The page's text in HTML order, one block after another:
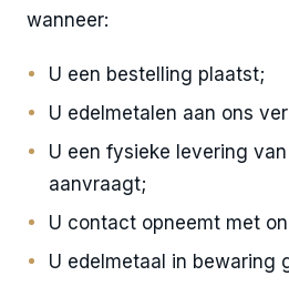
wanneer:
U een bestelling plaatst;
U edelmetalen aan ons
U een fysieke levering
aanvraagt;
U contact opneemt met
U edelmetaal in bewaring